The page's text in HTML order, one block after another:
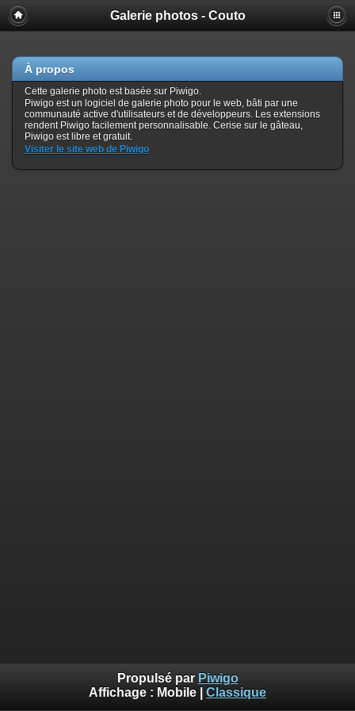
Galerie photos - Couto
À propos
Cette galerie photo est basée sur Piwigo.
Piwigo est un logiciel de galerie photo pour le web, bâti par une
communauté active d'utilisateurs et de développeurs. Les extensions
rendent Piwigo facilement personnalisable. Cerise sur le gâteau,
Piwigo est libre et gratuit.
Visiter le site web de Piwigo
Propulsé par Piwigo
Affichage : Mobile Classique